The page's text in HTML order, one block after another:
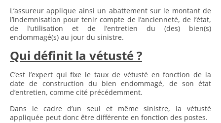
L’assureur applique ainsi un abattement sur le montant de
l’indemnisation pour tenir compte de l’ancienneté, de l’état,
de l’utilisation et de l’entretien du (des) bien(s)
endommagé(s) au jour du sinistre.
Qui définit la vétusté ?
C’est l’expert qui fixe le taux de vétusté en fonction de la
date de construction du bien endommagé, de son état
d’entretien, comme cité précédemment.
Dans le cadre d’un seul et même sinistre, la vétusté
appliquée peut donc être différente en fonction des postes.